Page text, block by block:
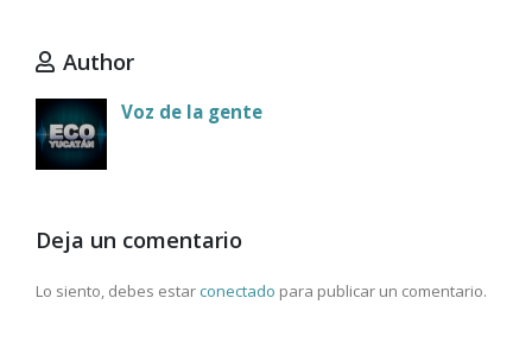
Author
Voz de la gente
Deja un comentario
Lo siento, debes estarconectado para publicar un comentario.